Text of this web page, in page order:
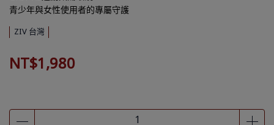
青少年與女性使用者的專屬守護
ZIV 台灣
NT$1,980